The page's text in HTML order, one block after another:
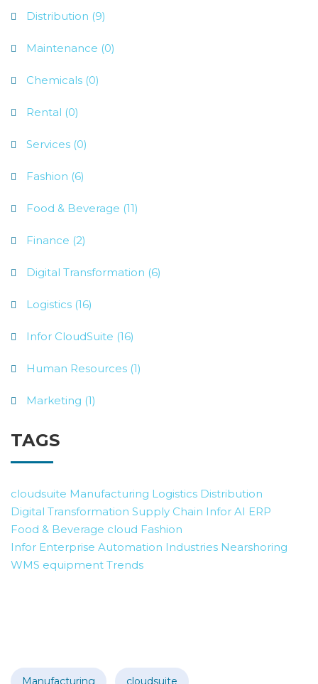
Distribution (9)
Maintenance (0)
Chemicals (0)
Rental (0)
Services (0)
Fashion (6)
Food & Beverage (11)
Finance (2)
Digital Transformation (6)
Logistics (16)
Infor CloudSuite (16)
Human Resources (1)
Marketing (1)
TAGS
cloudsuite Manufacturing Logistics Distribution
Digital Transformation Supply Chain Infor AI ERP
Food & Beverage cloud Fashion
Infor Enterprise Automation Industries Nearshoring
WMS equipment Trends
Manufacturing cloudsuite